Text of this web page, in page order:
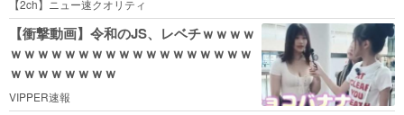
【2ch】ニュー速クオリティ
【衝撃動画】令和のJS、レベチｗｗｗｗ
ｗｗｗｗｗｗｗｗｗｗｗｗｗｗｗｗｗｗ
ｗｗｗｗｗｗｗｗ
VIPPER速報